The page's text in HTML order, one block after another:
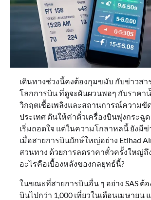
เดินทางช่วงนี้คงต้องกุมขมับ กับข่าวสา
โลกการบิน ที่ดูจะผันผวนพอๆ กับราคา
วิกฤตเชื้อเพลิงและสถานการณ์ความขั
ประเทศ ดันให้ค่าตั๋วเครื่องบินพุ่งกระฉู
เริ่มถอดใจ แต่ในความโกลาหลนี้ ยังมี
เมื่อสายการบินยักษ์ใหญ่อย่าง Etihad
สวนทาง ด้วยการลดราคาตั๋วครั้งใหญ่ถึ
อะไรคือเบื้องหลังของกลยุทธ์นี้?
ในขณะที่สายการบินอื่น ๆ อย่าง SAS ต้อ
บินไปกว่า 1,000 เที่ยวในเดือนเมษายน